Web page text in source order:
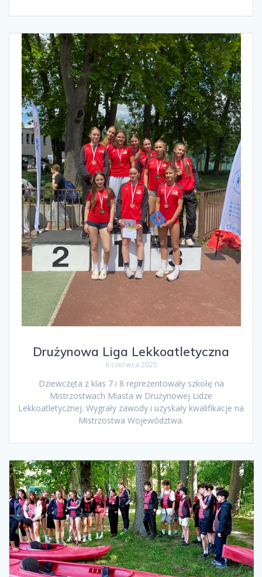
Drużynowa Liga Lekkoatletyczna
6 czerwca 2025
Dziewczęta z klas 7 i 8 reprezentowały szkołę na
Mistrzostwach Miasta w Drużynowej Lidze
Lekkoatletycznej. Wygrały zawody i uzyskały kwalifikacje na
Mistrzostwa Województwa.